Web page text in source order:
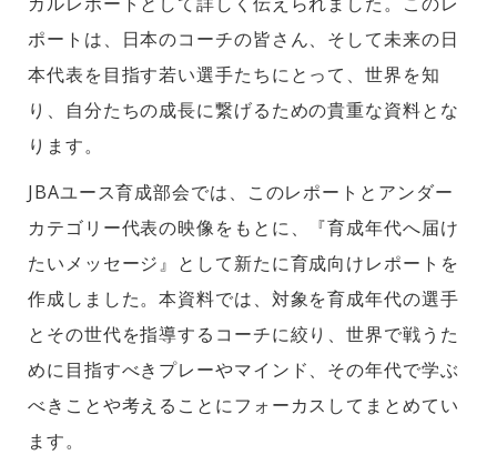
ポートは、日本のコーチの皆さん、そして未来の日
本代表を目指す若い選手たちにとって、世界を知
り、自分たちの成長に繋げるための貴重な資料とな
ります。
JBAユース育成部会では、このレポートとアンダー
カテゴリー代表の映像をもとに、『育成年代へ届け
たいメッセージ』として新たに育成向けレポートを
作成しました。本資料では、対象を育成年代の選手
とその世代を指導するコーチに絞り、世界で戦うた
めに目指すべきプレーやマインド、その年代で学ぶ
べきことや考えることにフォーカスしてまとめてい
ます。